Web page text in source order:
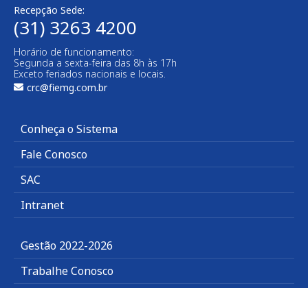
Recepção Sede:
(31) 3263 4200
Horário de funcionamento:
Segunda a sexta-feira das 8h às 17h
Exceto feriados nacionais e locais.
crc@fiemg.com.br
Conheça o Sistema
Fale Conosco
SAC
Intranet
Gestão 2022-2026
Trabalhe Conosco